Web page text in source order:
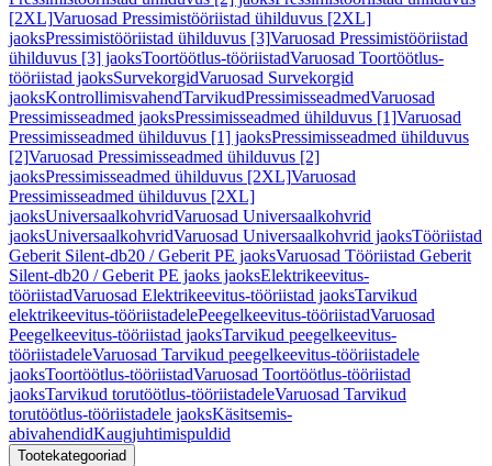
[2XL]Varuosad Pressimistööriistad ühilduvus [2XL]
jaoksPressimistööriistad ühilduvus [3]Varuosad Pressimistööriistad
ühilduvus [3] jaoksToortöötlus-tööriistadVaruosad Toortöötlus-
tööriistad jaoksSurvekorgidVaruosad Survekorgid
jaoksKontrollimisvahendTarvikudPressimisseadmedVaruosad
Pressimisseadmed jaoksPressimisseadmed ühilduvus [1]Varuosad
Pressimisseadmed ühilduvus [1] jaoksPressimisseadmed ühilduvus
[2]Varuosad Pressimisseadmed ühilduvus [2]
jaoksPressimisseadmed ühilduvus [2XL]Varuosad
Pressimisseadmed ühilduvus [2XL]
jaoksUniversaalkohvridVaruosad Universaalkohvrid
jaoksUniversaalkohvridVaruosad Universaalkohvrid jaoksTööriistad
Geberit Silent-db20 / Geberit PE jaoksVaruosad Tööriistad Geberit
Silent-db20 / Geberit PE jaoks jaoksElektrikeevitus-
tööriistadVaruosad Elektrikeevitus-tööriistad jaoksTarvikud
elektrikeevitus-tööriistadelePeegelkeevitus-tööriistadVaruosad
Peegelkeevitus-tööriistad jaoksTarvikud peegelkeevitus-
tööriistadeleVaruosad Tarvikud peegelkeevitus-tööriistadele
jaoksToortöötlus-tööriistadVaruosad Toortöötlus-tööriistad
jaoksTarvikud torutöötlus-tööriistadeleVaruosad Tarvikud
torutöötlus-tööriistadele jaoksKäsitsemis-
abivahendidKaugjuhtimispuldid
Tootekategooriad